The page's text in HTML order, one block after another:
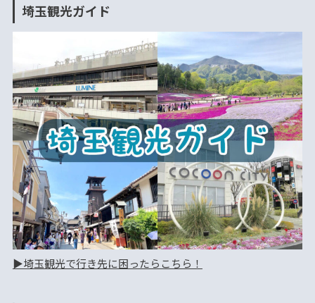
埼玉観光ガイド
▶︎埼玉観光で行き先に困ったらこちら！